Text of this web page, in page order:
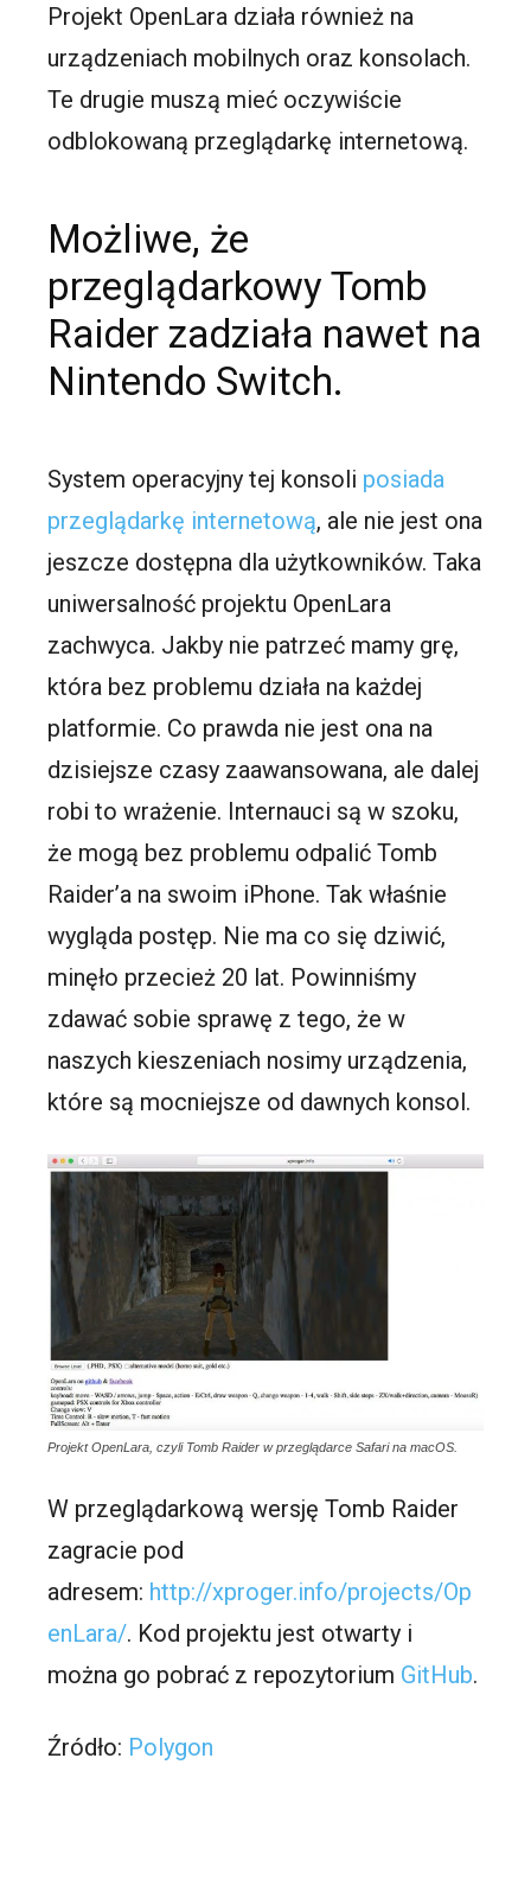
Projekt OpenLara działa również na
urządzeniach mobilnych oraz konsolach.
Te drugie muszą mieć oczywiście
odblokowaną przeglądarkę internetową.
Możliwe, że
przeglądarkowy Tomb
Raider zadziała nawet na
Nintendo Switch.
System operacyjny tej konsoli posiada
przeglądarkę internetową, ale nie jest ona
jeszcze dostępna dla użytkowników. Taka
uniwersalność projektu OpenLara
zachwyca. Jakby nie patrzeć mamy grę,
która bez problemu działa na każdej
platformie. Co prawda nie jest ona na
dzisiejsze czasy zaawansowana, ale dalej
robi to wrażenie. Internauci są w szoku,
że mogą bez problemu odpalić Tomb
Raider’a na swoim iPhone. Tak właśnie
wygląda postęp. Nie ma co się dziwić,
minęło przecież 20 lat. Powinniśmy
zdawać sobie sprawę z tego, że w
naszych kieszeniach nosimy urządzenia,
które są mocniejsze od dawnych konsol.
Projekt OpenLara, czyli Tomb Raider w przeglądarce Safari na macOS.
W przeglądarkową wersję Tomb Raider
zagracie pod
adresem: http://xproger.info/projects/Op
enLara/. Kod projektu jest otwarty i
można go pobrać z repozytorium GitHub.
Źródło: Polygon